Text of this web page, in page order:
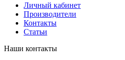
Личный кабинет
Производители
Контакты
Статьи
Наши контакты